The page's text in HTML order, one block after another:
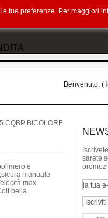
Benvenuto, (
CQBP BICOLORE
e
manuale
max
bella
sarete
tue preferenze. Per maggiori